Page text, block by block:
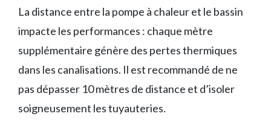
La distance entre la pompe à chaleur et le bassin
impacte les performances : chaque mètre
supplémentaire génère des pertes thermiques
dans les canalisations. Il est recommandé de ne
pas dépasser 10 mètres de distance et d’isoler
soigneusement les tuyauteries.